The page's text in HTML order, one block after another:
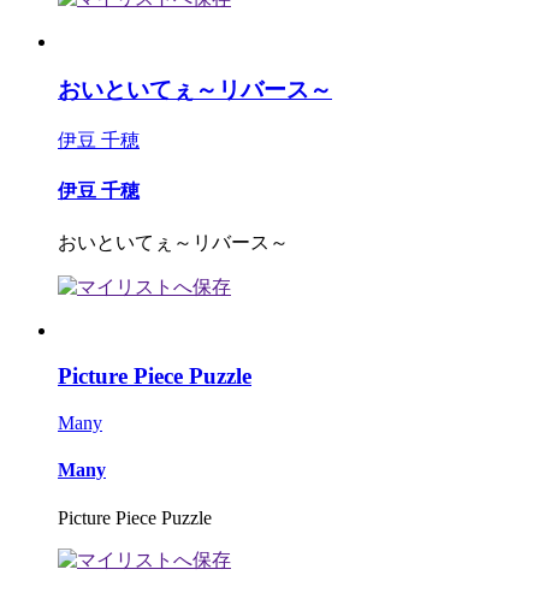
おいといてぇ～リバース～
伊豆 千穂
伊豆 千穂
おいといてぇ～リバース～
Picture Piece Puzzle
Many
Many
Picture Piece Puzzle